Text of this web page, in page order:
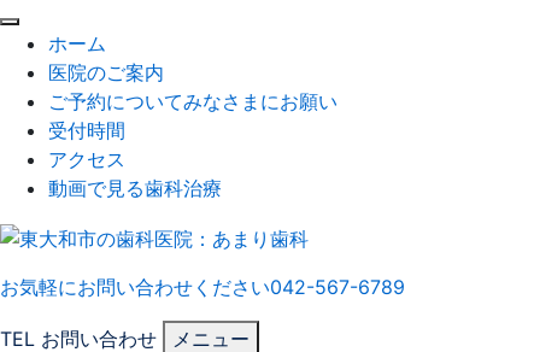
ホーム
医院のご案内
ご予約についてみなさまにお願い
受付時間
アクセス
動画で見る歯科治療
お気軽にお問い合わせください042-567-6789
TEL お問い合わせ
メニュー